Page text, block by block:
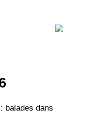
balades dans